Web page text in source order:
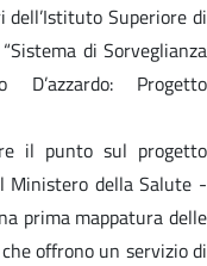
dell’Istituto Superiore di
di Sorveglianza
Progetto
il punto sul progetto
Ministero della Salute -
prima mappatura delle
offrono un servizio di